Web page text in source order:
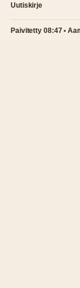
Uutiskirje
Paivitetty 08:47 •